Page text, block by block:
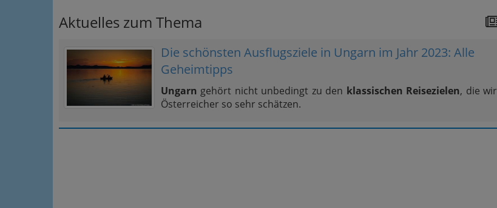
Aktuelles zum Thema
Die schönsten Ausflugsziele in Ungarn im Jahr 2023: Alle
Geheimtipps
Ungarn gehört nicht unbedingt zu den klassischen Reisezielen, die wir
Österreicher so sehr schätzen.